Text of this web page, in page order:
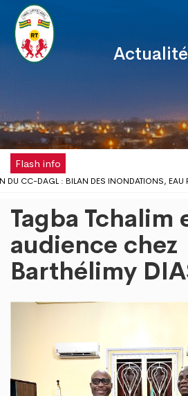
Flash info
DU CC-DAGL : BILAN DES INONDATIONS, EAU
DISPOSE DÉSORMAIS D'UNE ANTENNE
DE LA FÊTE DU TRAVAIL AU DISTRICT
PROBLÈMES D’INONDATIONS DANS LE
CONCERTATION DU DISTRICT AUTONOME DU
RISQUES D’INONDATION DANS LE GRAND
Tagba Tchalim
audience chez
Barthélimy